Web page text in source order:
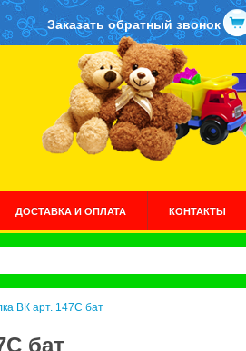
Заказать обратный звонок
ДОСТАВКА И ОПЛАТА КОНТАКТЫ
ВК арт. 147C бат
бат